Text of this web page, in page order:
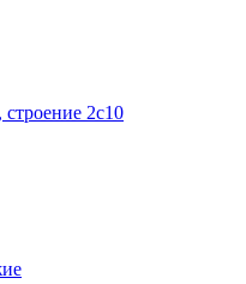
2с10